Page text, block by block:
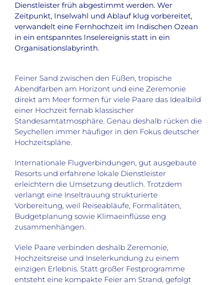
Dienstleister früh abgestimmt werden. Wer
Zeitpunkt, Inselwahl und Ablauf klug vorbereitet,
verwandelt eine Fernhochzeit im Indischen Ozean
in ein entspanntes Inselereignis statt in ein
Organisationslabyrinth.
Feiner Sand zwischen den Füßen, tropische
Abendfarben am Horizont und eine Zeremonie
direkt am Meer formen für viele Paare das Idealbild
einer Hochzeit fernab klassischer
Standesamtatmosphäre. Genau deshalb rücken die
Seychellen immer häufiger in den Fokus deutscher
Hochzeitspläne.
Internationale Flugverbindungen, gut ausgebaute
Resorts und erfahrene lokale Dienstleister
erleichtern die Umsetzung deutlich. Trotzdem
verlangt eine Inseltrauung strukturierte
Vorbereitung, weil Reiseabläufe, Formalitäten,
Budgetplanung sowie Klimaeinflüsse eng
zusammenhängen.
Viele Paare verbinden deshalb Zeremonie,
Hochzeitsreise und Inselerkundung zu einem
einzigen Erlebnis. Statt großer Festprogramme
entsteht eine kompakte Feier am Strand, gefolgt